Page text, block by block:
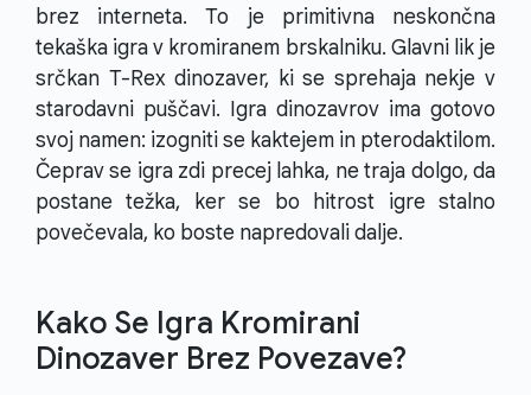
brez interneta. To je primitivna neskončna
tekaška igra v kromiranem brskalniku. Glavni lik je
srčkan T-Rex dinozaver, ki se sprehaja nekje v
starodavni puščavi. Igra dinozavrov ima gotovo
svoj namen: izogniti se kaktejem in pterodaktilom.
Čeprav se igra zdi precej lahka, ne traja dolgo, da
postane težka, ker se bo hitrost igre stalno
povečevala, ko boste napredovali dalje.
Kako Se Igra Kromirani
Dinozaver Brez Povezave?